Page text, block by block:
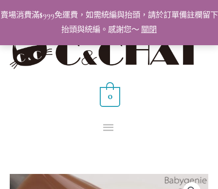
賣場消費滿$999免運費，如需統編與抬頭，請於訂單備註欄留下
抬頭與統編。感謝您～ 關閉
至
要
選
0
BabyGenie